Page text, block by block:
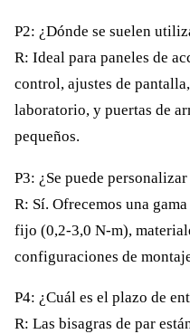
P2: ¿Dónde se suelen
R: Ideal para paneles de
control, ajustes de
laboratorio, y puertas de
pequeños.
P3: ¿Se puede
R: Sí. Ofrecemos una
fijo (0,2-3,0 N-m),
configuraciones de
P4: ¿Cuál es el plazo de
R: Las bisagras de par